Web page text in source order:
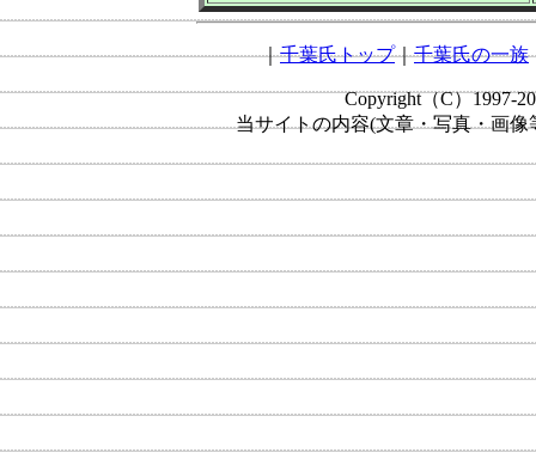
｜千葉氏トップ｜千葉氏の一族
Copyright（C）1997-
当サイトの内容(文章・写真・画